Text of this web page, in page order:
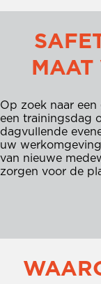
Op zoek naar
een trainingsdag
dagvullende
uw
van nieuwe
zorgen voor de